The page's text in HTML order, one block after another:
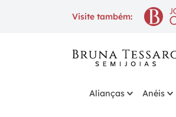
Visite também:
10% OFF na 1ª
Alianças Anéis